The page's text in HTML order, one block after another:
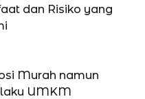
dan Risiko yang
Murah namun
UMKM